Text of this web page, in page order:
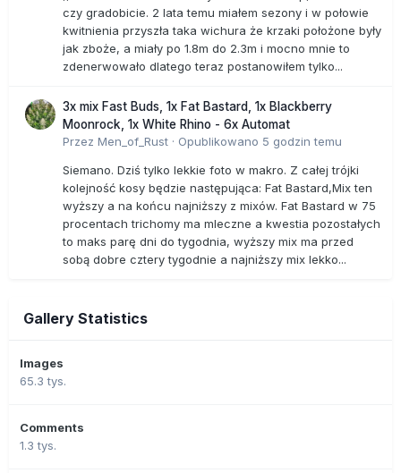
czy gradobicie. 2 lata temu miałem sezony i w połowie
kwitnienia przyszła taka wichura że krzaki położone były
jak zboże, a miały po 1.8m do 2.3m i mocno mnie to
zdenerwowało dlatego teraz postanowiłem tylko...
3x mix Fast Buds, 1x Fat Bastard, 1x Blackberry
Moonrock, 1x White Rhino - 6x Automat
Przez Men_of_Rust · Opublikowano 5 godzin temu
Siemano. Dziś tylko lekkie foto w makro. Z całej trójki
kolejność kosy będzie następująca: Fat Bastard,Mix ten
wyższy a na końcu najniższy z mixów. Fat Bastard w 75
procentach trichomy ma mleczne a kwestia pozostałych
to maks parę dni do tygodnia, wyższy mix ma przed
sobą dobre cztery tygodnie a najniższy mix lekko...
Gallery Statistics
Images
65.3 tys.
Comments
1.3 tys.